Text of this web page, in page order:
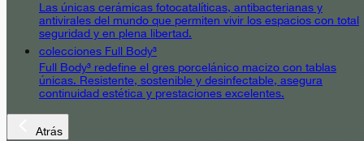
Las únicas cerámicas fotocatalíticas, antibacterianas y
antivirales del mundo que permiten vivir los espacios con total
seguridad y en plena libertad.
colecciones Full Body³
Full Body³ redefine el gres porcelánico macizo con tablas
únicas. Resistente, sostenible y desinfectable, asegura
continuidad estética y prestaciones excelentes.
Atrás